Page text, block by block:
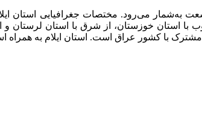
مشترک با کشور عراق است. استان ایلام به همراه